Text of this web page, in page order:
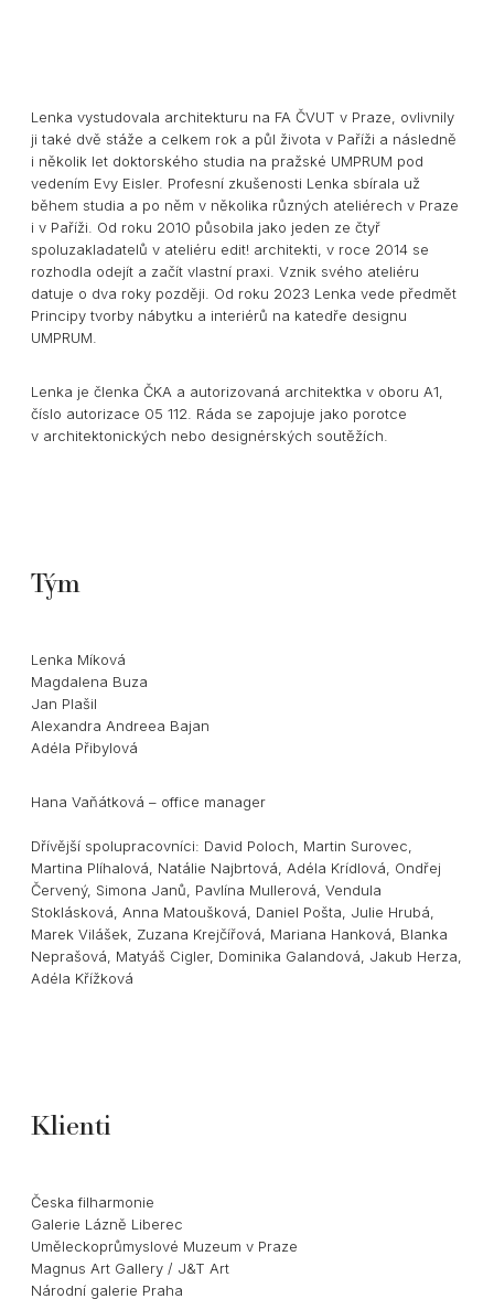
Lenka vystudovala architekturu na FA ČVUT v Praze, ovlivnily
ji také dvě stáže a celkem rok a půl života v Paříži a následně
i několik let doktorského studia na pražské UMPRUM pod
vedením Evy Eisler. Profesní zkušenosti Lenka sbírala už
během studia a po něm v několika různých ateliérech v Praze
i v Paříži. Od roku 2010 působila jako jeden ze čtyř
spoluzakladatelů v ateliéru edit! architekti, v roce 2014 se
rozhodla odejít a začít vlastní praxi. Vznik svého ateliéru
datuje o dva roky později. Od roku 2023 Lenka vede předmět
Principy tvorby nábytku a interiérů na katedře designu
UMPRUM.
Lenka je členka ČKA a autorizovaná architektka v oboru A1,
číslo autorizace 05 112. Ráda se zapojuje jako porotce
v architektonických nebo designérských soutěžích.
Tým
Lenka Míková
Magdalena Buza
Jan Plašil
Alexandra Andreea Bajan
Adéla Přibylová
Hana Vaňátková – office manager
Dřívější spolupracovníci: David Poloch, Martin Surovec,
Martina Plíhalová, Natálie Najbrtová, Adéla Krídlová, Ondřej
Červený, Simona Janů, Pavlína Mullerová, Vendula
Stoklásková, Anna Matoušková, Daniel Pošta, Julie Hrubá,
Marek Vilášek, Zuzana Krejčířová, Mariana Hanková, Blanka
Neprašová, Matyáš Cigler, Dominika Galandová, Jakub Herza,
Adéla Křížková
Klienti
Česka filharmonie
Galerie Lázně Liberec
Uměleckoprůmyslové Muzeum v Praze
Magnus Art Gallery / J&T Art
Národní galerie Praha